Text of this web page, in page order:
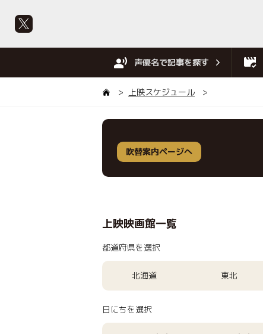
声優名で記事を探す
上映スケジュール
吹替案内ページへ
上映映画館一覧
都道府県を選択
北海道 東北
日にちを選択